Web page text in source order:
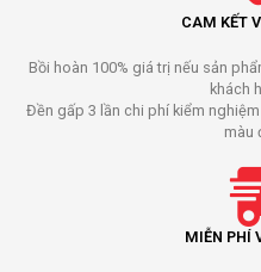
CAM KẾT
Bồi hoàn 100% giá trị nếu sản
khách
Đền gấp 3 lần chi phí kiểm
màu
MIỄN PHÍ